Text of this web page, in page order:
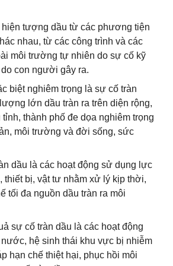
hiện tượng dầu từ các phương tiện
nhau, từ các công trình và các
môi trường tự nhiên do sự cố kỹ
con người gây ra.
biệt nghiêm trọng là sự cố tràn
lớn dầu tràn ra trên diện rộng,
tỉnh, thành phố đe dọa nghiêm trọng
môi trường và đời sống, sức
dầu là các hoạt động sử dụng lực
thiết bị, vật tư nhằm xử lý kịp thời,
tối đa nguồn dầu tràn ra môi
sự cố tràn dầu là các hoạt động
hệ sinh thái khu vực bị nhiễm
hạn chế thiệt hại, phục hồi môi